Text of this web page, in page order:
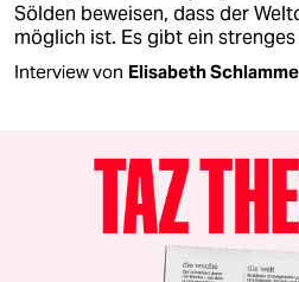
Sölden beweisen, dass der
möglich ist. Es gibt ein
Interview von Elisabeth